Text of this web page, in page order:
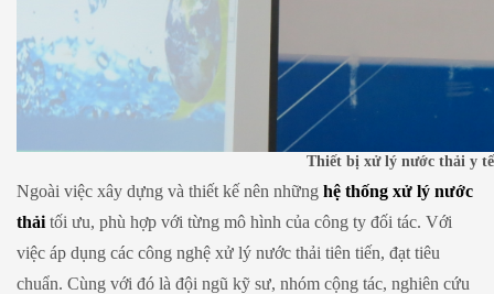
Thiết bị xử lý nước thải y
Ngoài việc xây dựng và thiết kế nên những hệ thống xử lý nước
thải tối ưu, phù hợp với từng mô hình của công ty đối tác. Với
việc áp dụng các công nghệ xử lý nước thải tiên tiến, đạt tiêu
chuẩn. Cùng với đó là đội ngũ kỹ sư, nhóm cộng tác, nghiên cứu